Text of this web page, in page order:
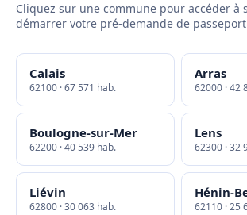
Cliquez sur une commune pour accéder à
démarrer votre pré-demande de
Calais
62100 · 67 571 hab.
Arras
62000 · 42
Boulogne-sur-Mer
62200 · 40 539 hab.
Lens
62300 · 32
Liévin
62800 · 30 063 hab.
Hénin-
62110 · 25